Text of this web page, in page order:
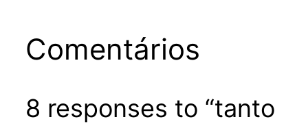
Comentários
8 responses to “tanto